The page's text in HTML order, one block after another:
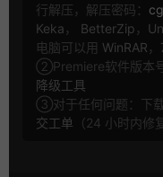
行解压，解压密码：
Keka ， BetterZip ，
电脑可以用 WinRAR ，
②Premiere软件版本
降级工具
③对于任何问题：下
交工单 （24 小时内修